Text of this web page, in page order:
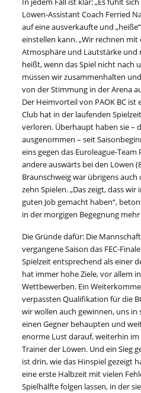
Löwen-Assistant Coach Ferried
auf eine ausverkaufte und
einstellen kann. „Wir rechnen
Atmosphäre und Lautstärke und
heißt, wenn das Spiel nicht nach
müssen wir zusammenhalten
von der Stimmung in der Arena
Der Heimvorteil von PAOK BC ist
Club hat in der laufenden
verloren. Überhaupt haben sie –
ausgenommen – seit
eins gegen das Euroleague-
andere auswärts bei den Löwen
Braunschweig war übrigens auch
zehn Spielen. „Das zeigt, dass
guten Job gemacht haben“,
in der morgigen Begegnung
Die Gründe dafür: Die
vergangene Saison das FEC-
Spielzeit entsprechend als einer
hat immer hohe Ziele, vor allem
Wettbewerben. Ein
verpassten Qualifikation für die
wir wollen auch gewinnen, uns in
einen Gegner behaupten und
enorme Lust darauf, weiterhin im
Trainer der Löwen. Und ein Sieg
ist drin, wie das Hinspiel gezeigt
eine erste Halbzeit mit vielen
Spielhälfte folgen lassen, in der